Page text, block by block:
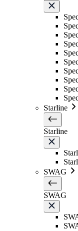
Starline
Starline
SWAG
SWAG